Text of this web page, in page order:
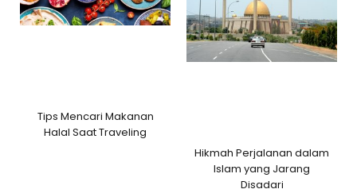
Tips Mencari Makanan
Halal Saat Traveling
Hikmah Perjalanan dalam
Islam yang Jarang
Disadari